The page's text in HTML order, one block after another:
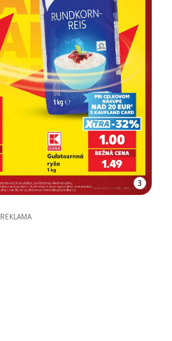
3
REKLAMA